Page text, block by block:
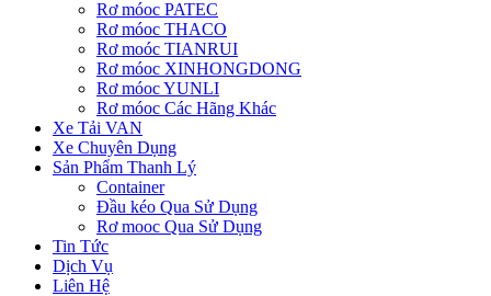
Rơ móoc PATEC
Rơ móoc THACO
Rơ moóc TIANRUI
Rơ móoc XINHONGDONG
Rơ móoc YUNLI
Rơ móoc Các Hãng Khác
Xe Tải VAN
Xe Chuyên Dụng
Sản Phẩm Thanh Lý
Container
Đầu kéo Qua Sử Dụng
Rơ mooc Qua Sử Dụng
Tin Tức
Dịch Vụ
Liên Hệ